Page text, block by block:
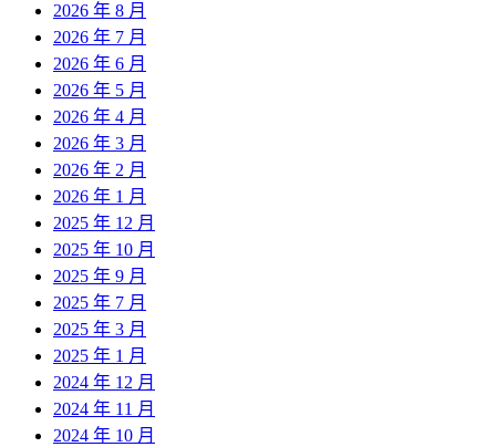
2026 年 8 月
2026 年 7 月
2026 年 6 月
2026 年 5 月
2026 年 4 月
2026 年 3 月
2026 年 2 月
2026 年 1 月
2025 年 12 月
2025 年 10 月
2025 年 9 月
2025 年 7 月
2025 年 3 月
2025 年 1 月
2024 年 12 月
2024 年 11 月
2024 年 10 月